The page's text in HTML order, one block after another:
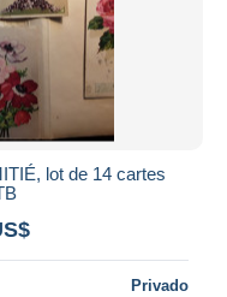
lot de 14 cartes
Privado